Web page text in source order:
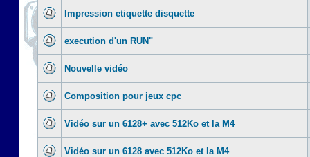
Impression etiquette disquette
execution d'un RUN"
Nouvelle vidéo
Composition pour jeux cpc
Vidéo sur un 6128+ avec 512Ko et la M4
Vidéo sur un 6128 avec 512Ko et la M4